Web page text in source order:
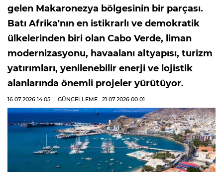
gelen Makaronezya bölgesinin bir parçası.
Batı Afrika'nın en istikrarlı ve demokratik
ülkelerinden biri olan Cabo Verde, liman
modernizasyonu, havaalanı altyapısı, turizm
yatırımları, yenilenebilir enerji ve lojistik
alanlarında önemli projeler yürütüyor.
16.07.2026 14:05 GÜNCELLEME : 21.07.2026 00:01